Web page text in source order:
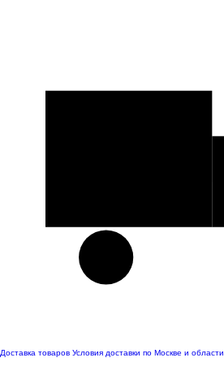
Доставка товаров Условия доставки по Москве и области